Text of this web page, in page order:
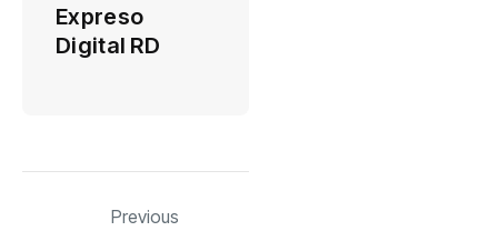
Expreso
Digital RD
Previous